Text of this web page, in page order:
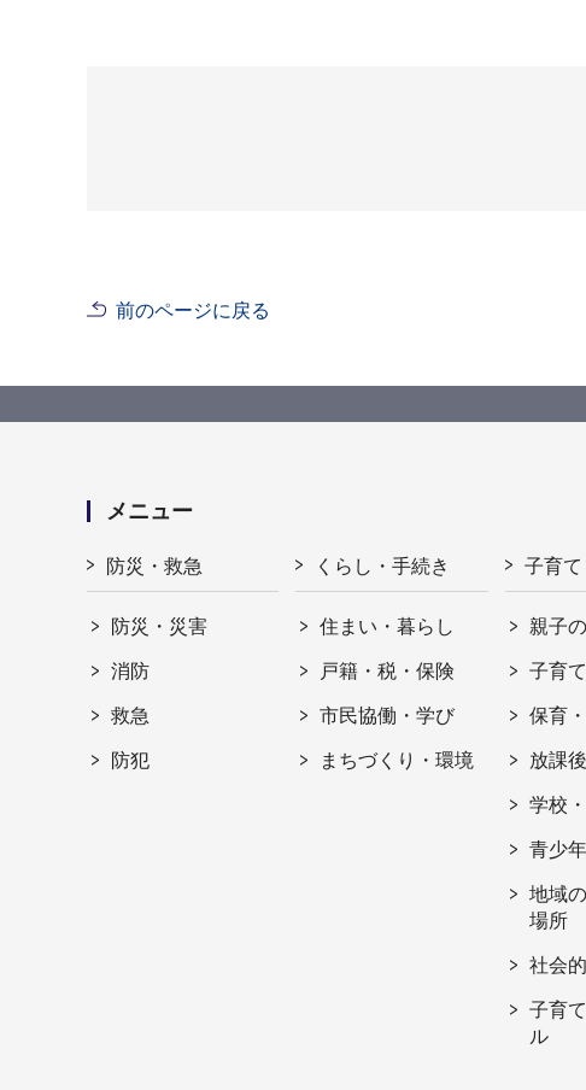
前のページに戻る
メニュー
防災・救急
防災・災害
消防
救急
防犯
くらし・手続き
住まい・暮らし
戸籍・税・保険
市民協働・学び
まちづくり・環境
子育
親子
子育
保育
放課
学校
青少
地域
場所
社会
子育
ル